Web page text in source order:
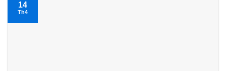
14
Th4